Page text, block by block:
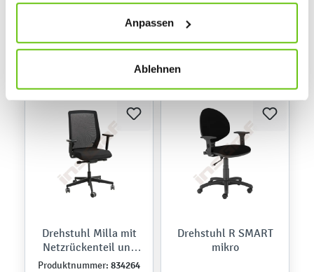
jederzeit ändern, indem Sie auf die Schaltfläche unten
links klicken. Weitere Informationen zur Datennutzung
Anpassen
Ablehnen
649,90 € 239,90 €
Drehstuhl Milla mit
Netzrückenteil und
hvstb. Armlehnen
Produktnummer: 834264
Drehstuhl R SMART
mikro